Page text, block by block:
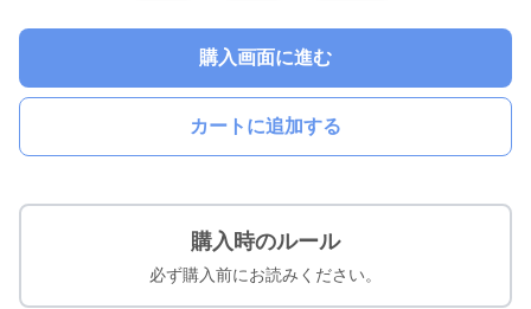
購入画面に進む
カートに追加する
購入時のルール
必ず購入前にお読みください。